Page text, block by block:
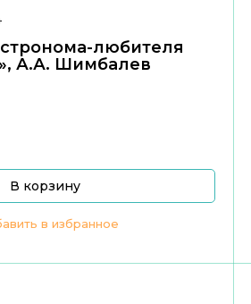
любителя
А.А. Шимбалев
В корзину
в избранное